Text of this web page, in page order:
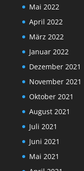
Mai 2022
April 2022
März 2022
Januar 2022
Dezember 2021
November 2021
Oktober 2021
August 2021
Juli 2021
Juni 2021
Mai 2021